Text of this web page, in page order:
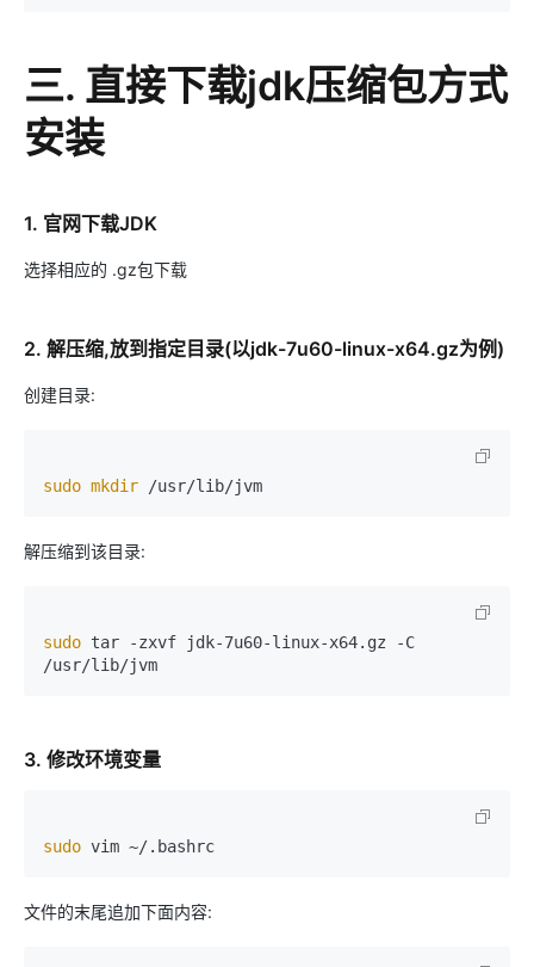
三. 直接下载jdk压缩包方式
安装
1. 官网下载JDK
选择相应的 .gz包下载
2. 解压缩,放到指定目录(以jdk-7u60-linux-x64.gz为例)
创建目录:
sudo mkdir /usr/lib/jvm
解压缩到该目录:
sudo tar -zxvf jdk-7u60-linux-x64.gz -C
/usr/lib/jvm
3. 修改环境变量
sudo vim ~/.bashrc
文件的末尾追加下面内容: